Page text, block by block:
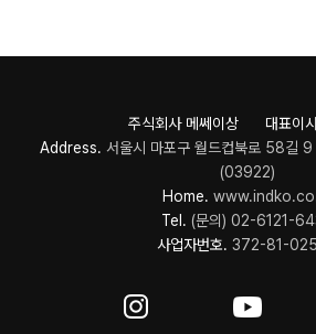
주식회사 메쎄이상 대표이
Address. 서울시 마포구 월드컵북로 58길
(03922)
Home.
Tel. (문의) 02-6121-
사업자번호. 372-81-